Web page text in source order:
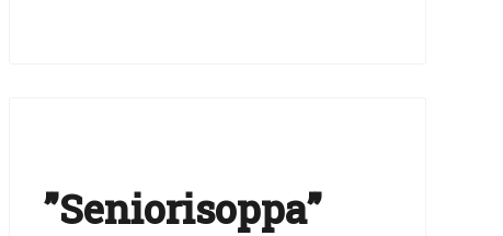
”Seniorisoppa”